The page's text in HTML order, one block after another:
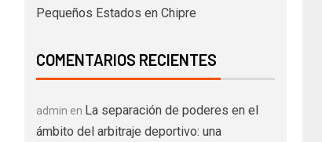
Pequeños Estados en Chipre
COMENTARIOS RECIENTES
admin en La separación de poderes en el
ámbito del arbitraje deportivo: una